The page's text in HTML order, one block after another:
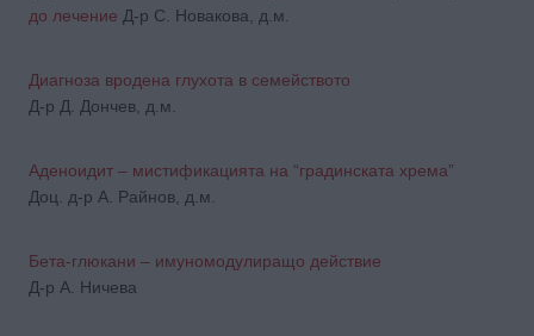
до лечение Д-р С. Новакова, д.м.
Диагноза вродена глухота в семейството
Д-р Д. Дончев, д.м.
Аденоидит – мистификацията на “градинската хрема”
Доц. д-р А. Райнов, д.м.
Бета-глюкани – имуномодулиращо действие
Д-р А. Ничева